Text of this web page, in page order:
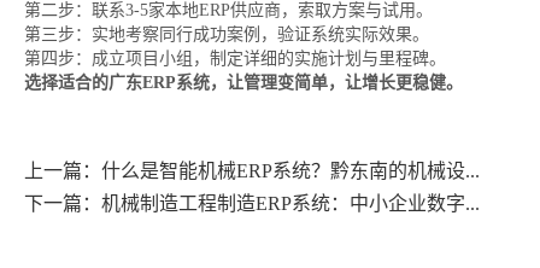
第二步：联系3-5家本地ERP供应商，索取方案与试用。
第三步：实地考察同行成功案例，验证系统实际效果。
第四步：成立项目小组，制定详细的实施计划与里程碑。
选择适合的广东ERP系统，让管理变简单，让增长更稳健。
上一篇：什么是智能机械ERP系统？黔东南的机械设...
下一篇：机械制造工程制造ERP系统：中小企业数字...